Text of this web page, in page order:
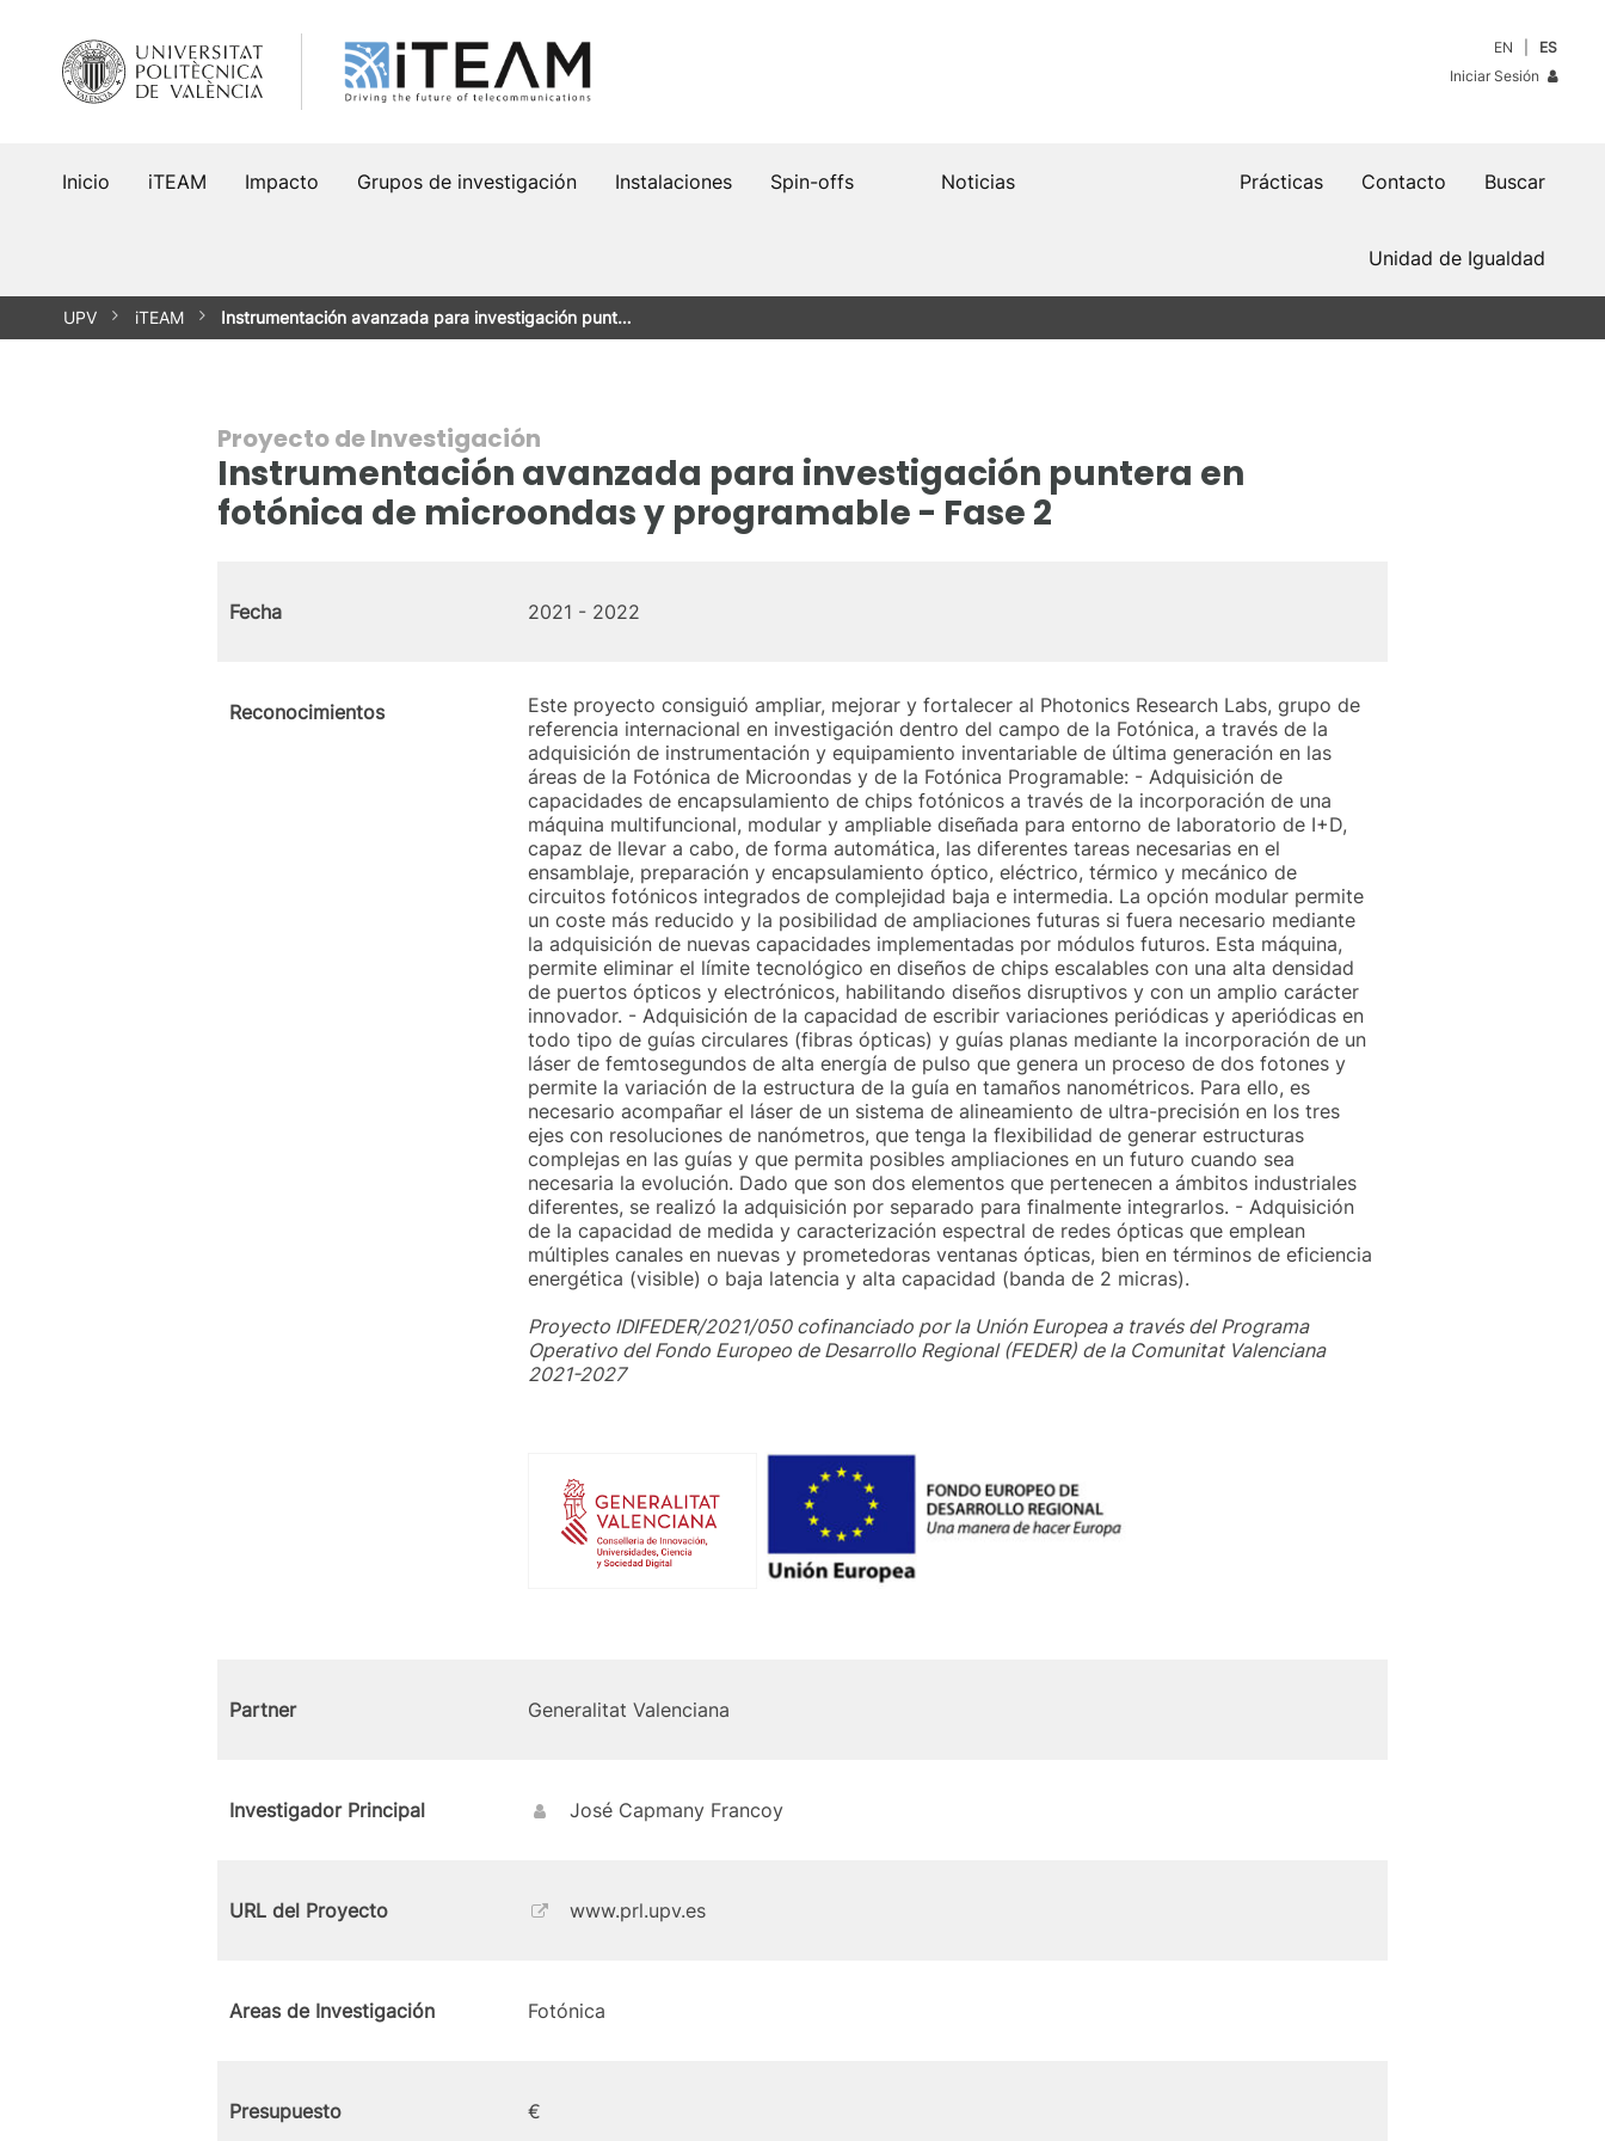
contenido
EN
ES
Iniciar Sesión
Inicio iTEAM Impacto Grupos de investigación Instalaciones Spin-offs Buscar
Contacto
Prácticas
Noticias
Unidad de Igualdad
UPV iTEAM Instrumentación avanzada para investigación punt…
Proyecto de Investigación
Instrumentación avanzada para investigación puntera en
fotónica de microondas y programable - Fase 2
Fecha 2021 - 2022
Reconocimientos
Este proyecto consiguió ampliar, mejorar y fortalecer al Photonics Research Labs, grupo de
referencia internacional en investigación dentro del campo de la Fotónica, a través de la
adquisición de instrumentación y equipamiento inventariable de última generación en las
áreas de la Fotónica de Microondas y de la Fotónica Programable: - Adquisición de
capacidades de encapsulamiento de chips fotónicos a través de la incorporación de una
máquina multifuncional, modular y ampliable diseñada para entorno de laboratorio de I+D,
capaz de llevar a cabo, de forma automática, las diferentes tareas necesarias en el
ensamblaje, preparación y encapsulamiento óptico, eléctrico, térmico y mecánico de
circuitos fotónicos integrados de complejidad baja e intermedia. La opción modular permite
un coste más reducido y la posibilidad de ampliaciones futuras si fuera necesario mediante
la adquisición de nuevas capacidades implementadas por módulos futuros. Esta máquina,
permite eliminar el límite tecnológico en diseños de chips escalables con una alta densidad
de puertos ópticos y electrónicos, habilitando diseños disruptivos y con un amplio carácter
innovador. - Adquisición de la capacidad de escribir variaciones periódicas y aperiódicas en
todo tipo de guías circulares (fibras ópticas) y guías planas mediante la incorporación de un
láser de femtosegundos de alta energía de pulso que genera un proceso de dos fotones y
permite la variación de la estructura de la guía en tamaños nanométricos. Para ello, es
necesario acompañar el láser de un sistema de alineamiento de ultra-precisión en los tres
ejes con resoluciones de nanómetros, que tenga la flexibilidad de generar estructuras
complejas en las guías y que permita posibles ampliaciones en un futuro cuando sea
necesaria la evolución. Dado que son dos elementos que pertenecen a ámbitos industriales
diferentes, se realizó la adquisición por separado para finalmente integrarlos. - Adquisición
de la capacidad de medida y caracterización espectral de redes ópticas que emplean
múltiples canales en nuevas y prometedoras ventanas ópticas, bien en términos de eficiencia
energética (visible) o baja latencia y alta capacidad (banda de 2 micras).
Proyecto IDIFEDER/2021/050 cofinanciado por la Unión Europea a través del Programa
Operativo del Fondo Europeo de Desarrollo Regional (FEDER) de la Comunitat Valenciana
2021-2027
Partner Generalitat Valenciana
Investigador Principal José Capmany Francoy
URL del Proyecto www.prl.upv.es
Areas de Investigación Fotónica
Presupuesto €